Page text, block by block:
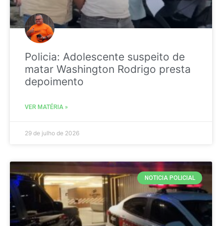
Policia: Adolescente suspeito de
matar Washington Rodrigo presta
depoimento
VER MATÉRIA »
29 de julho de 2026
NOTICIA POLICIAL